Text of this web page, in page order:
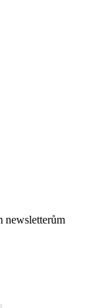
newsletterům